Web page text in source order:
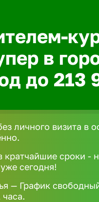
в
до 213
личного визита в
сроки -
сегодня!
— График